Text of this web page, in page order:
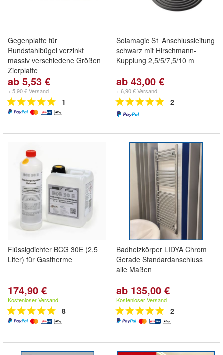
Gegenplatte für
Rundstahlbügel verzinkt
massiv verschiedene Größen
Zierplatte
ab 5,53 €
+ 5,90 € Versand
1
Solamagic S1 Anschlussleitung
schwarz mit Hirschmann-
Kupplung 2,5/5/7,5/10 m
ab 43,00 €
+ 6,90 € Versand
2
Flüssigdichter BCG 30E (2,5
Liter) für Gastherme
174,90 €
Kostenloser Versand
8
Badheizkörper LIDYA Chrom
Gerade Standardanschluss
alle Maßen
ab 135,00 €
Kostenloser Versand
2